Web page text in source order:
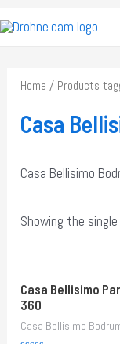
Inhalt
Home / Products
Casa
Casa Bellisimo
Showing the
Casa Bellisimo
360
Casa Bellisimo